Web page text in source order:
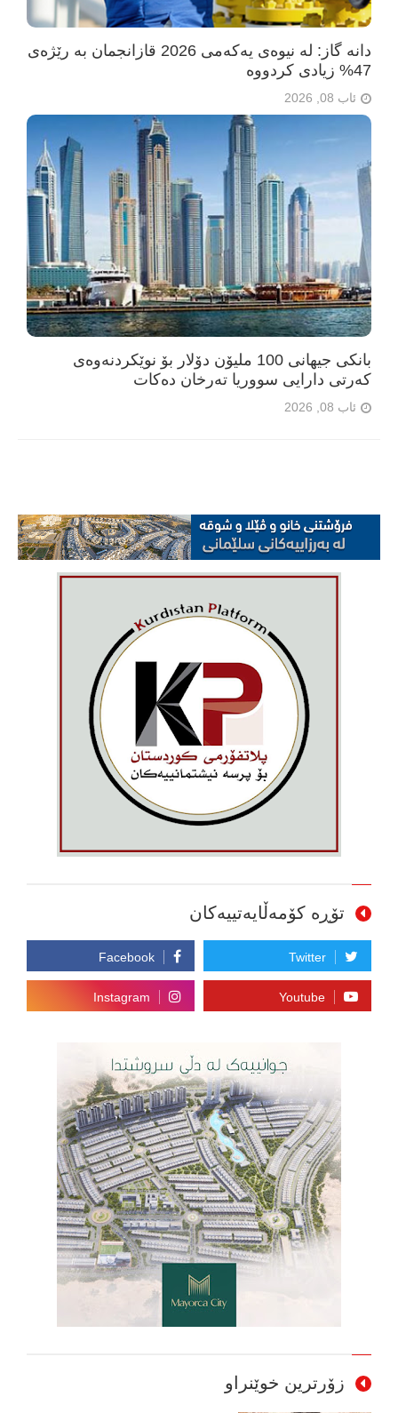
دانە گاز: لە نیوەی یەکەمی 2026 قازانجمان بە رێژەی
47% زیادی کردووە
ئاب 08, 2026
بانکی جیهانی 100 ملیۆن دۆلار بۆ نوێکردنەوەی
کەرتی دارایی سووریا تەرخان دەکات
ئاب 08, 2026
تۆڕە کۆمەڵایەتییەکان
زۆرترین خوێنراو